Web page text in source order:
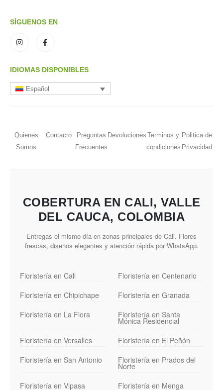
SÍGUENOS EN
IDIOMAS DISPONIBLES
Español
Quienes
Somos
Contacto
Preguntas
Frecuentes
Devoluciones Terminos y
condiciones
Politica de
Privacidad
COBERTURA EN CALI, VALLE
DEL CAUCA, COLOMBIA
Entregas el mismo día en zonas principales de Cali. Flores
frescas, diseños elegantes y atención rápida por WhatsApp.
Floristería en Cali
Floristería en Centenario
Floristería en Chipichape
Floristería en Granada
Floristería en La Flora
Floristería en Santa
Mónica Residencial
Floristería en Versalles
Floristería en El Peñón
Floristería en San Antonio
Floristería en Prados del
Norte
Floristería en Vipasa
Floristería en Menga